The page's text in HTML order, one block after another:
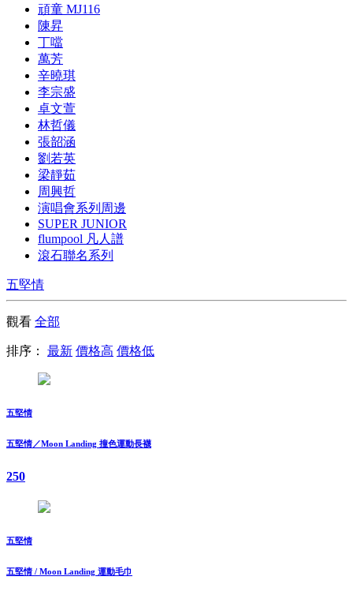
頑童 MJ116
陳昇
丁噹
萬芳
辛曉琪
李宗盛
卓文萱
林哲儀
張韶涵
劉若英
梁靜茹
周興哲
演唱會系列周邊
SUPER JUNIOR
flumpool 凡人譜
滾石聯名系列
五堅情
觀看 全部
排序： 最新 價格高 價格低
五堅情
五堅情／Moon Landing 撞色運動長襪
250
五堅情
五堅情 / Moon Landing 運動毛巾